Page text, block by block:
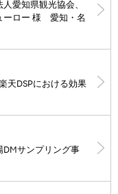
愛知県観光協会、
ーロー 様 愛知・名
天DSPにおける効果
サンプリング事